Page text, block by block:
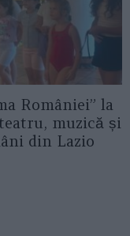
României” la
muzică și
din Lazio